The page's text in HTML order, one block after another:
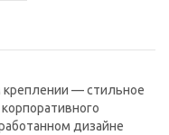
креплении — стильное
дизайне